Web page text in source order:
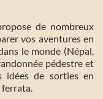
de nombreux
vos aventures en
le monde (Népal,
pédestre et
idées de sorties en
ferrata.